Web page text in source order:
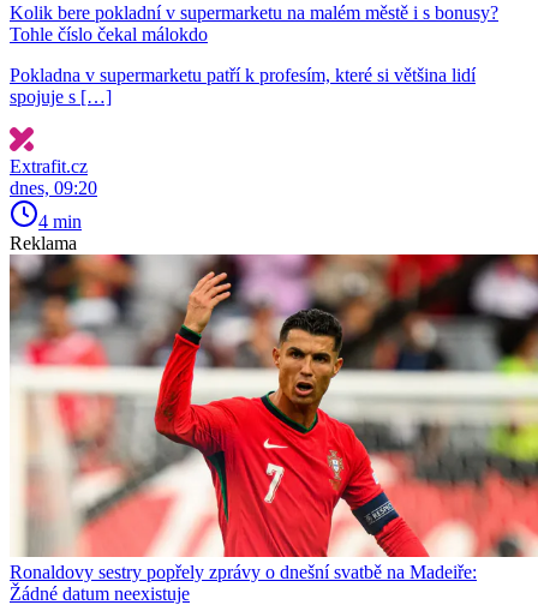
Kolik bere pokladní v supermarketu na malém městě i s bonusy?
Tohle číslo čekal málokdo
Pokladna v supermarketu patří k profesím, které si většina lidí
spojuje s […]
Extrafit.cz
dnes, 09:20
4 min
Reklama
Ronaldovy sestry popřely zprávy o dnešní svatbě na Madeiře:
Žádné datum neexistuje